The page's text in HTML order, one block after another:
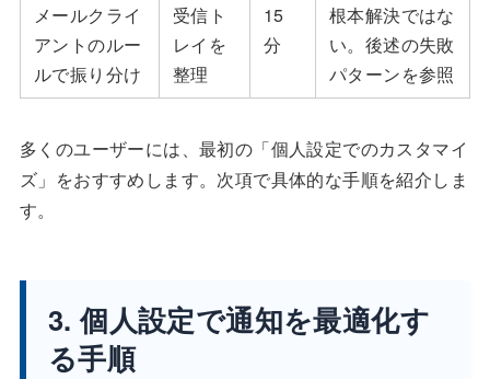
メールクライ
アントのルー
ルで振り分け
受信ト
レイを
整理
15
分
根本解決ではな
い。後述の失敗
パターンを参照
多くのユーザーには、最初の「個人設定でのカスタマイ
ズ」をおすすめします。次項で具体的な手順を紹介しま
す。
3. 個人設定で通知を最適化す
る手順